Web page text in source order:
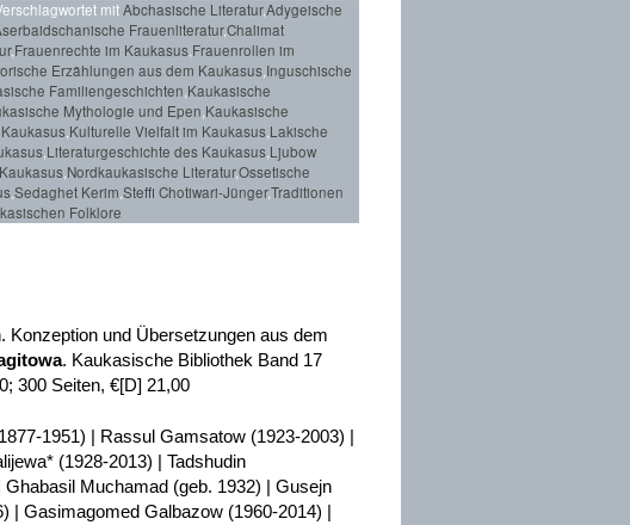
mitAbchasische Literatur,Adygeische
Frauenliteratur,Chalimat
,Frauenrechte im Kaukasus,Frauenrollen im
Erzählungen aus dem Kaukasus,Inguschische
Familiengeschichten,Kaukasische
Mythologie und Epen,Kaukasische
,Kulturelle Vielfalt im Kaukasus,Lakische
,Literaturgeschichte des Kaukasus,Ljubow
,Nordkaukasische Literatur,Ossetische
,Sedaghet Kerim,Steffi Chotiwari-Jünger,Traditionen
Folklore
Konzeption und Übersetzungen aus dem
. Kaukasische Bibliothek Band 17
300 Seiten, €[D] 21,00
1951) | Rassul Gamsatow (1923-2003) |
(1928-2013) | Tadshudin
Ghabasil Muchamad (geb. 1932) | Gusejn
Gasimagomed Galbazow (1960-2014) |